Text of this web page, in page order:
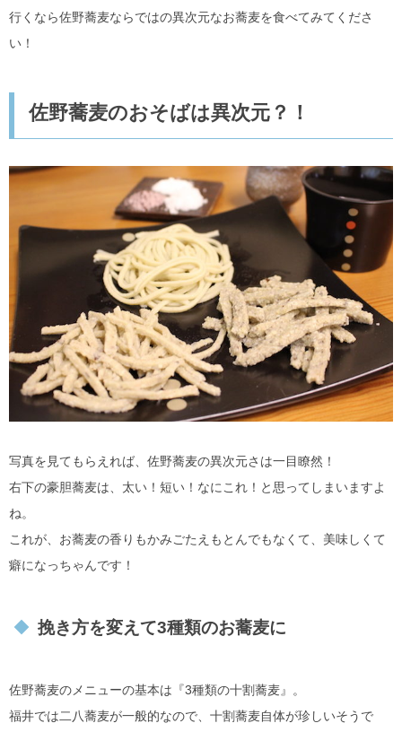
行くなら佐野蕎麦ならではの異次元なお蕎麦を食べてみてくださ
い！
佐野蕎麦のおそばは異次元？！
写真を見てもらえれば、佐野蕎麦の異次元さは一目瞭然！
右下の豪胆蕎麦は、太い！短い！なにこれ！と思ってしまいますよ
ね。
これが、お蕎麦の香りもかみごたえもとんでもなくて、美味しくて
癖になっちゃんです！
挽き方を変えて3種類のお蕎麦に
佐野蕎麦のメニューの基本は『3種類の十割蕎麦』。
福井では二八蕎麦が一般的なので、十割蕎麦自体が珍しいそうで